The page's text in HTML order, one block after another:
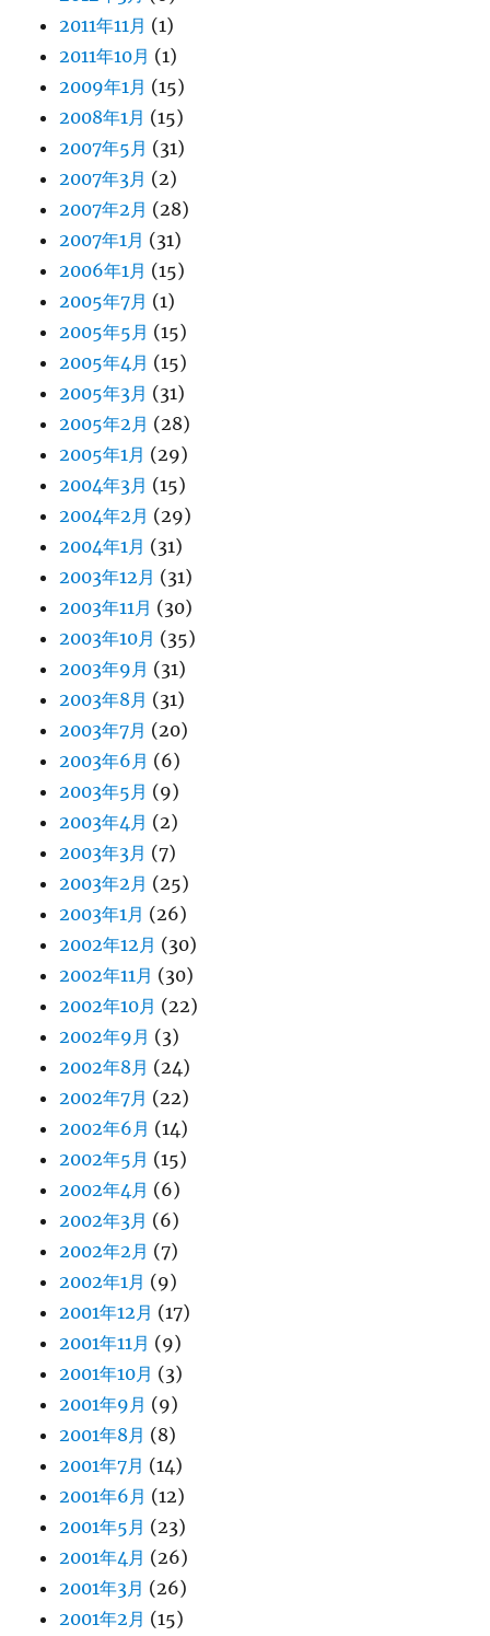
2011年11月 (1)
2011年10月 (1)
2009年1月 (15)
2008年1月 (15)
2007年5月 (31)
2007年3月 (2)
2007年2月 (28)
2007年1月 (31)
2006年1月 (15)
2005年7月 (1)
2005年5月 (15)
2005年4月 (15)
2005年3月 (31)
2005年2月 (28)
2005年1月 (29)
2004年3月 (15)
2004年2月 (29)
2004年1月 (31)
2003年12月 (31)
2003年11月 (30)
2003年10月 (35)
2003年9月 (31)
2003年8月 (31)
2003年7月 (20)
2003年6月 (6)
2003年5月 (9)
2003年4月 (2)
2003年3月 (7)
2003年2月 (25)
2003年1月 (26)
2002年12月 (30)
2002年11月 (30)
2002年10月 (22)
2002年9月 (3)
2002年8月 (24)
2002年7月 (22)
2002年6月 (14)
2002年5月 (15)
2002年4月 (6)
2002年3月 (6)
2002年2月 (7)
2002年1月 (9)
2001年12月 (17)
2001年11月 (9)
2001年10月 (3)
2001年9月 (9)
2001年8月 (8)
2001年7月 (14)
2001年6月 (12)
2001年5月 (23)
2001年4月 (26)
2001年3月 (26)
2001年2月 (15)